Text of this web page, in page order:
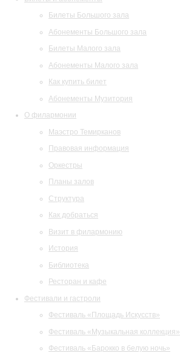
Билеты Большого зала
Абонементы Большого зала
Билеты Малого зала
Абонементы Малого зала
Как купить билет
Абонементы Музитория
О филармонии
Маэстро Темирканов
Правовая информация
Оркестры
Планы залов
Структура
Как добраться
Визит в филармонию
История
Библиотека
Ресторан и кафе
Фестивали и гастроли
Фестиваль «Площадь Искусств»
Фестиваль «Музыкальная коллекция»
Фестиваль «Барокко в белую ночь»